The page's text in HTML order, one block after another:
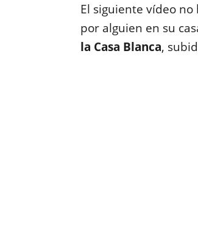
El siguiente vídeo
por alguien en su
la Casa Blanca,